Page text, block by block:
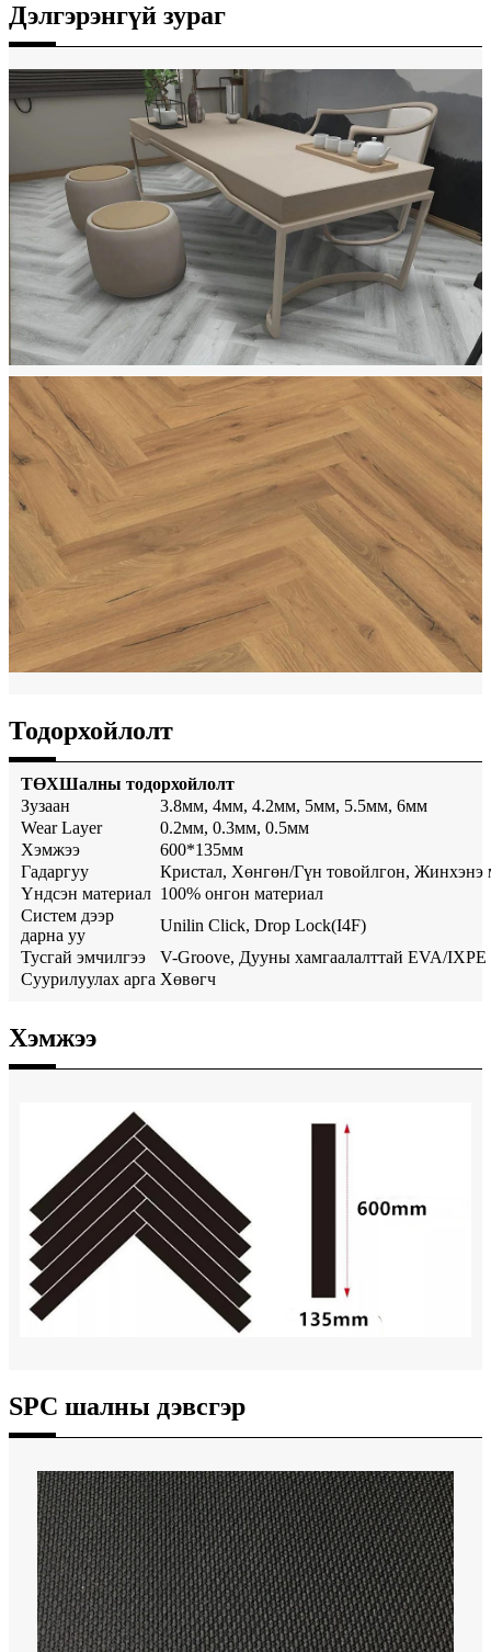
Дэлгэрэнгүй зураг
Тодорхойлолт
ТӨХШалны тодорхойлолт
Зузаан
3.8мм, 4мм, 4.2мм, 5мм, 5.5мм, 6мм
Wear Layer
0.2мм, 0.3мм, 0.5мм
Хэмжээ
600*135мм
Гадаргуу
Кристал, Хөнгөн/Гүн товойлгон, Жинхэнэ
Үндсэн материал 100% онгон материал
Систем дээр
дарна уу
Unilin Click, Drop Lock(I4F)
Тусгай эмчилгээ
V-Groove, Дууны хамгаалалттай EVA/IXPE
Суурилуулах арга Хөвөгч
Хэмжээ
SPC шалны дэвсгэр